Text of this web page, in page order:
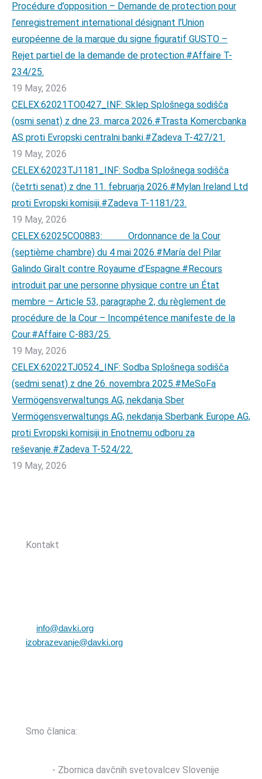
Procédure d’opposition – Demande de protection pour
l’enregistrement international désignant l’Union
européenne de la marque du signe figuratif GUSTO –
Rejet partiel de la demande de protection.#Affaire T-
234/25.
19 May, 2026
CELEX:62021TO0427_INF: Sklep Splošnega sodišča
(osmi senat) z dne 23. marca 2026.#Trasta Komercbanka
AS proti Evropski centralni banki.#Zadeva T-427/21.
19 May, 2026
CELEX:62023TJ1181_INF: Sodba Splošnega sodišča
(četrti senat) z dne 11. februarja 2026.#Mylan Ireland Ltd
proti Evropski komisiji.#Zadeva T-1181/23.
19 May, 2026
CELEX:62025CO0883: Ordonnance de la Cour
(septième chambre) du 4 mai 2026.#María del Pilar
Galindo Giralt contre Royaume d’Espagne.#Recours
introduit par une personne physique contre un État
membre – Article 53, paragraphe 2, du règlement de
procédure de la Cour – Incompétence manifeste de la
Cour.#Affaire C-883/25.
19 May, 2026
CELEX:62022TJ0524_INF: Sodba Splošnega sodišča
(sedmi senat) z dne 26. novembra 2025.#MeSoFa
Vermögensverwaltungs AG, nekdanja Sber
Vermögensverwaltungs AG, nekdanja Sberbank Europe AG,
proti Evropski komisiji in Enotnemu odboru za
reševanje.#Zadeva T-524/22.
19 May, 2026
Kontakt
info@davki.org
izobrazevanje@davki.org
Smo članica:
- Zbornica davčnih svetovalcev Slovenije